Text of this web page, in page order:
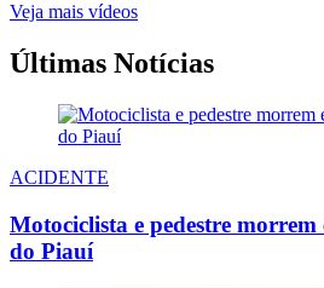
Veja mais vídeos
Últimas Notícias
ACIDENTE
Motociclista e pedestre morrem
do Piauí